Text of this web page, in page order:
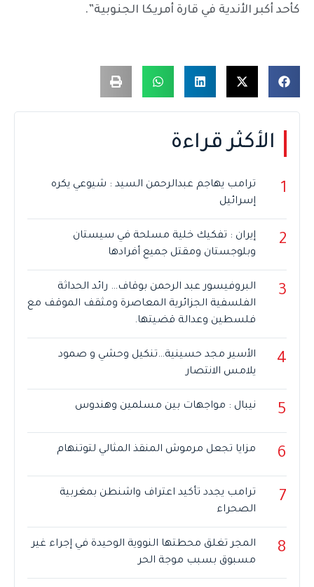
كأحد أكبر الأندية في قارة أمريكا الجنوبية”.
الأكثر قراءة
1
ترامب يهاجم عبدالرحمن السيد : شيوعي يكره
إسرائيل
2
إيران : تفكيك خلية مسلحة في سيستان
وبلوجستان ومقتل جميع أفرادها
3
البروفيسور عبد الرحمن بوقاف… رائد الحداثة
الفلسفية الجزائرية المعاصرة ومثقف الموقف مع
فلسطين وعدالة قضيتها.
4
الأسير مجد حسينية…تنكيل وحشي و صمود
يلامس الانتصار
5 نيبال : مواجهات بين مسلمين وهندوس
6 مزايا تجعل مرموش المنقذ المثالي لتوتنهام
7
ترامب يجدد تأكيد اعتراف واشنطن بمغربية
الصحراء
8
المجر تغلق محطتها النووية الوحيدة في إجراء غير
مسبوق بسبب موجة الحر